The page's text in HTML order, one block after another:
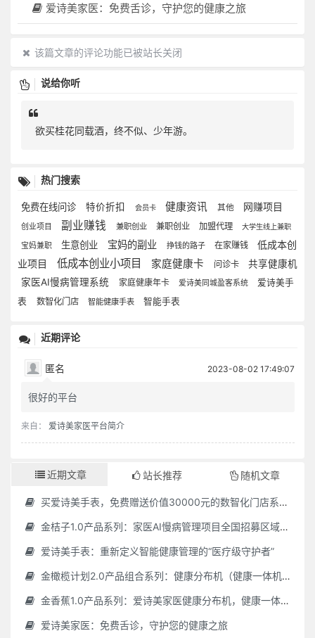
爱诗美家医：免费舌诊，守护您的健康之旅
该篇文章的评论功能已被站长关闭
说给你听
欲买桂花同载酒，终不似、少年游。
热门搜索
免费在线问诊 特价折扣 会员卡 健康资讯 其他 网赚项目
创业项目 副业赚钱 兼职创业 兼职创业 加盟代理 大学生线上兼职
宝妈兼职 生意创业 宝妈的副业 挣钱的路子 在家赚钱
低成本创
业项目
低成本创业小项目 家庭健康卡 问诊卡
共享健康机
家医AI慢病管理系统
家庭健康年卡 爱诗美同城盈客系统
爱诗美手
表
数智化门店 智能健康手表 智能手表
近期评论
匿名 2023-08-02 17:49:07
很好的平台
来自： 爱诗美家医平台简介
近期文章 站长推荐 随机文章
买爱诗美手表，免费赠送价值30000元的数智化门店系统一套（含硬件）
金桔子1.0产品系列：家医AI慢病管理项目全国招募区域合伙人，低投入，高回报，长收益
爱诗美手表：重新定义智能健康管理的“医疗级守护者”
金橄榄计划2.0产品组合系列：健康分布机（健康一体机）+慢病管理系统，可落地在健康小屋，社区服务中心等等
金香蕉1.0产品系列：爱诗美家医健康分布机，健康一体机，社区服务中心，药店，健康小屋都需要
爱诗美家医：免费舌诊，守护您的健康之旅